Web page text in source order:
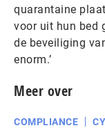
quarantaine
voor uit hun bed
de beveiliging
enorm.’
Meer over
COMPLIANCE